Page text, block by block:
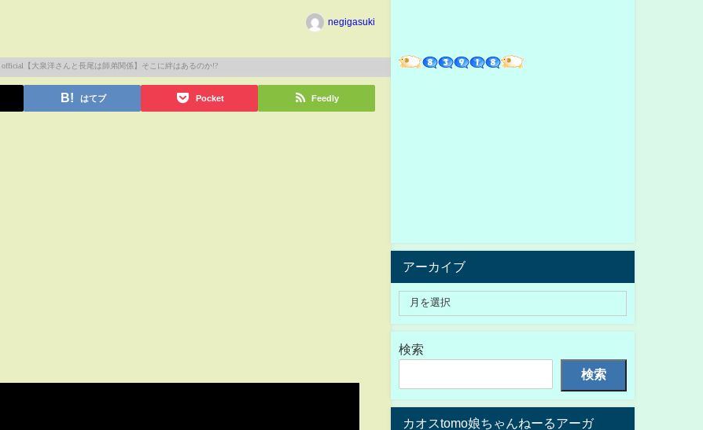
negigasuki
はてブ Pocket Feedly
アーカイブ
検索
検索
カオスtomo娘ちゃんねーるアーガ